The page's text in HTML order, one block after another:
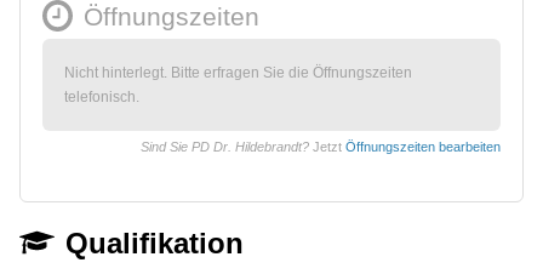
Öffnungszeiten
Nicht hinterlegt. Bitte erfragen Sie die Öffnungszeiten
telefonisch.
Sind Sie PD Dr. Hildebrandt? Jetzt Öffnungszeiten bearbeiten
Qualifikation